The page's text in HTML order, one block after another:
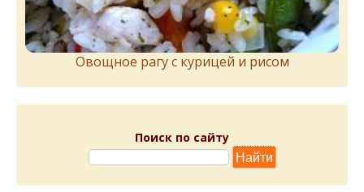
Овощное рагу с курицей и рисом
Поиск по сайту